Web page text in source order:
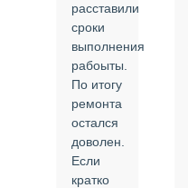
расставили
сроки
выполнения
рабоыты.
По итогу
ремонта
остался
доволен.
Если
кратко